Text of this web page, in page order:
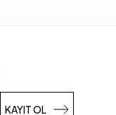
KAYIT OL